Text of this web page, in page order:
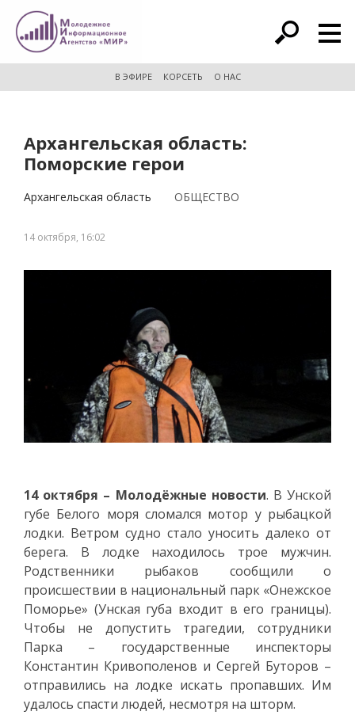
расширенный поиск
В ЭФИРЕ КОРСЕТЬ О НАС
Архангельская область:
Поморские герои
Архангельская область ОБЩЕСТВО
14 октября, 16:02
14 октября – Молодёжные новости. В Унской
губе Белого моря сломался мотор у рыбацкой
лодки. Ветром судно стало уносить далеко от
берега. В лодке находилось трое мужчин.
Родственники рыбаков сообщили о
происшествии в национальный парк «Онежское
Поморье» (Унская губа входит в его границы).
Чтобы не допустить трагедии, сотрудники
Парка – государственные инспекторы
Константин Кривополенов и Сергей Буторов –
отправились на лодке искать пропавших. Им
удалось спасти людей, несмотря на шторм.